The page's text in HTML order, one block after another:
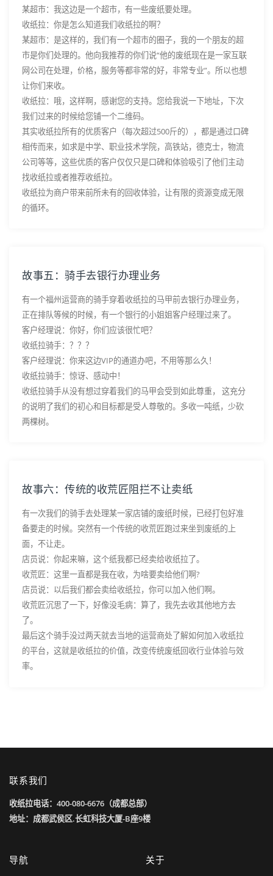
某超市：我这边是一个超市，有一些废纸要处理。
收纸拉：你是怎么知道我们收纸拉的啊？
某超市：是这样的，我们有一个超市的圈子，我的一个朋友的超
市是你们处理的。他向我推荐的你们说“他的废纸现在是一家互联
网公司在处理，价格，服务等都非常的好，非常专业”。所以也想
让你们来收。
收纸拉：哦，这样啊，感谢您的支持。您给我说一下地址，下次
我们过来的时候给您铺一个二维码。
其实收纸拉所有的优质客户（每次超过500斤的），都是通过口碑
相传而来，如求是中学、职业技术学院，高铁站，德克士，物流
公司等等，这些优质的客户仅仅只是口碑和体验吸引了他们主动
找收纸拉或者推荐收纸拉。
收纸拉为商户带来前所未有的回收体验，让有限的资源变成无限
的循环。
故事五：骑手去银行办理业务
有一个福州运营商的骑手穿着收纸拉的马甲前去银行办理业务，
正在排队等候的时候，有一个银行的小姐姐客户经理过来了。
客户经理说：你好，你们应该很忙吧？
收纸拉骑手：？？？
客户经理说：你来这边VIP的通道办吧，不用等那么久！
收纸拉骑手：惊讶、感动中！
收纸拉骑手从没有想过穿着我们的马甲会受到如此尊重， 这充分
的说明了我们的初心和目标都是受人尊敬的。多收一吨纸，少砍
两棵树。
故事六：传统的收荒匠阻拦不让卖纸
有一次我们的骑手去处理某一家店铺的废纸时候，已经打包好准
备要走的时候。突然有一个传统的收荒匠跑过来坐到废纸的上
面，不让走。
店员说：你起来嘛，这个纸我都已经卖给收纸拉了。
收荒匠：这里一直都是我在收，为啥要卖给他们啊?
店员说：以后我们都会卖给收纸拉，你可以加入他们啊。
收荒匠沉思了一下，好像没毛病：算了，我先去收其他地方去
了。
最后这个骑手没过两天就去当地的运营商处了解如何加入收纸拉
的平台，这就是收纸拉的价值，改变传统废纸回收行业体验与效
率。
联系我们
收纸拉电话：400-080-6676（成都总部）
地址：成都武侯区.长虹科技大厦-B座9楼
导航 关于